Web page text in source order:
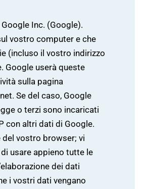
Inc. (Google).
vostro computer e che
(incluso il vostro indirizzo
Google userà queste
sulla pagina
Se del caso, Google
o terzi sono incaricati
con altri dati di Google.
vostro browser; vi
usare appieno tutte le
dei dati
i vostri dati vengano